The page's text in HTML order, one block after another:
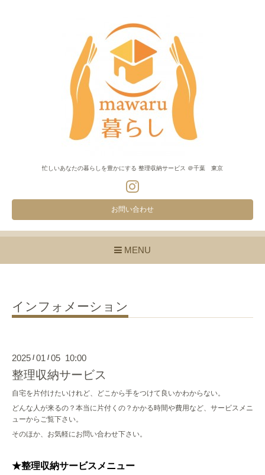
忙しいあなたの暮らしを豊かにする 整理収納サービス ＠千葉 東京
お問い合わせ
MENU
インフォメーション
2025 / 01 / 05 10:00
整理収納サービス
自宅を片付けたいけれど、どこから手をつけて良いかわからない。
どんな人が来るの？本当に片付くの？かかる時間や費用など、サービスメニ
ューからご覧下さい。
そのほか、お気軽にお問い合わせ下さい。
★整理収納サービスメニュー